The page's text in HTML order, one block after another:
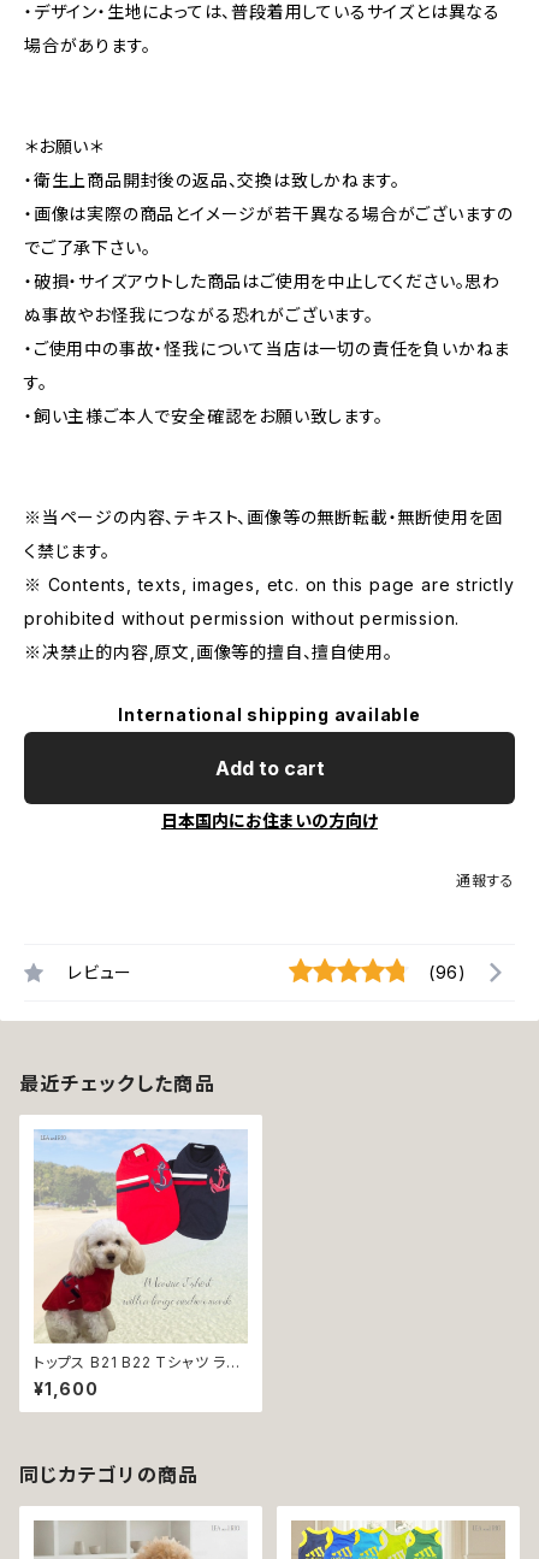
・デザイン・生地によっては、普段着用しているサイズとは異なる
場合があります。
＊お願い＊
・衛生上商品開封後の返品、交換は致しかねます。
・画像は実際の商品とイメージが若干異なる場合がございますの
でご了承下さい。
・破損・サイズアウトした商品はご使用を中止してください。思わ
ぬ事故やお怪我につながる恐れがございます。
・ご使用中の事故・怪我について当店は一切の責任を負いかねま
す。
・飼い主様ご本人で安全確認をお願い致します。
※当ページの内容、テキスト、画像等の無断転載・無断使用を固
く禁じます。
※ Contents, texts, images, etc. on this page are strictly
prohibited without permission without permission.
※决禁止的内容,原文,画像等的擅自、擅自使用。
International shipping available
Add to cart
日本国内にお住まいの方向け
通報する
レビュー (96)
最近チェックした商品
トップス B21 B22 Tシャツ ライ
ン ネイビー レッド バイカラー
ドッグ ウェア dog 犬 猫 ペット
服 犬服 かわいい おしゃれ イカ
¥1,600
同じカテゴリの商品